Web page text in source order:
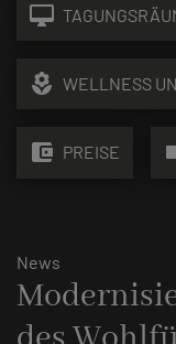
desktop_mac
local_florist WELLNESS
account_balance_wallet PREISE
News